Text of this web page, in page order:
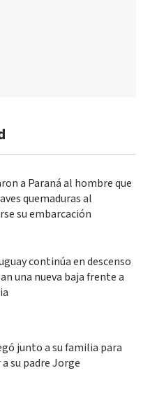
a Paraná al hombre que
quemaduras al
su embarcación
continúa en descenso
una nueva baja frente a
junto a su familia para
su padre Jorge